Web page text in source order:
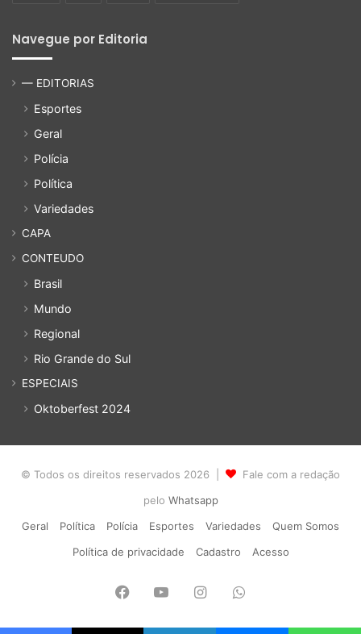
Navegue por Editoria
— EDITORIAS
Esportes
Geral
Polícia
Política
Variedades
CAPA
CONTEUDO
Brasil
Mundo
Regional
Rio Grande do Sul
ESPECIAIS
Oktoberfest 2024
© Todos os direitos reservados 2026 |
Fale com a redação
pelo Whatsapp
Geral
Política Polícia Esportes Variedades
Quem Somos
Política de privacidade
Cadastro Acesso
Facebook
YouTubeInstagramWhatsApp